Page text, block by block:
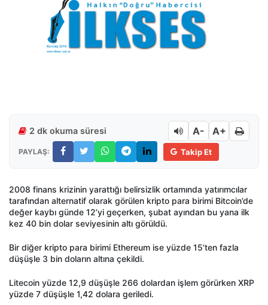
2 dk okuma süresi A- A+
PAYLAŞ: Takip Et
2008 finans krizinin yarattığı belirsizlik ortamında yatırımcılar
tarafından alternatif olarak görülen kripto para birimi Bitcoin’de
değer kaybı günde 12’yi geçerken, şubat ayından bu yana ilk
kez 40 bin dolar seviyesinin altı görüldü.
Bir diğer kripto para birimi Ethereum ise yüzde 15’ten fazla
düşüşle 3 bin doların altına çekildi.
Litecoin yüzde 12,9 düşüşle 266 dolardan işlem görürken XRP
yüzde 7 düşüşle 1,42 dolara geriledi.